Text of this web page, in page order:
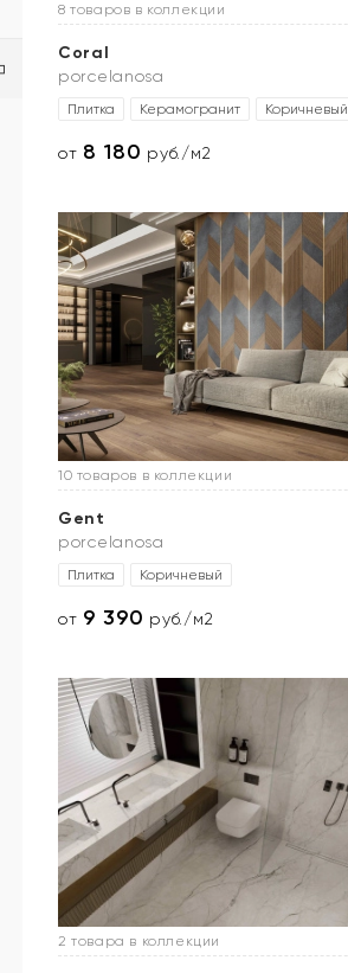
8 товаров в коллекции
Coral
porcelanosa
Плитка Керамогранит Коричневый
от 8 180 руб./м2
10 товаров в коллекции
Gent
porcelanosa
Плитка Коричневый
от 9 390 руб./м2
2 товара в коллекции